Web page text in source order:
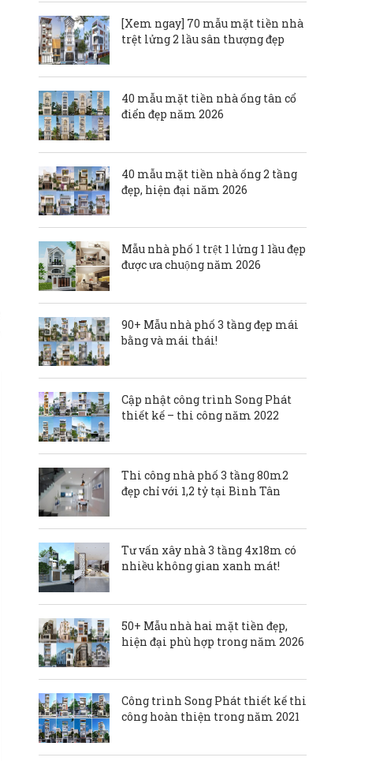
[Xem ngay] 70 mẫu mặt tiền nhà
trệt lửng 2 lầu sân thượng đẹp
40 mẫu mặt tiền nhà ống tân cổ
điển đẹp năm 2026
40 mẫu mặt tiền nhà ống 2 tầng
đẹp, hiện đại năm 2026
Mẫu nhà phố 1 trệt 1 lửng 1 1ầu đẹp
được ưa chuộng năm 2026
90+ Mẫu nhà phố 3 tầng đẹp mái
bằng và mái thái!
Cập nhật công trình Song Phát
thiết kế – thi công năm 2022
Thi công nhà phố 3 tầng 80m2
đẹp chỉ với 1,2 tỷ tại Bình Tân
Tư vấn xây nhà 3 tầng 4x18m có
nhiều không gian xanh mát!
50+ Mẫu nhà hai mặt tiền đẹp,
hiện đại phù hợp trong năm 2026
Công trình Song Phát thiết kế thi
công hoàn thiện trong năm 2021